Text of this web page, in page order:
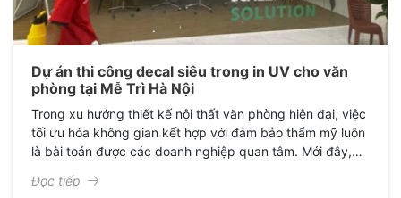
Dự án thi công decal siêu trong in UV cho văn
phòng tại Mễ Trì Hà Nội
Trong xu hướng thiết kế nội thất văn phòng hiện đại, việc
tối ưu hóa không gian kết hợp với đảm bảo thẩm mỹ luôn
là bài toán được các doanh nghiệp quan tâm. Mới đây,
công decal siêu trong in họa tiết cho văn phòng chị Ngọc
Đọc tiếp